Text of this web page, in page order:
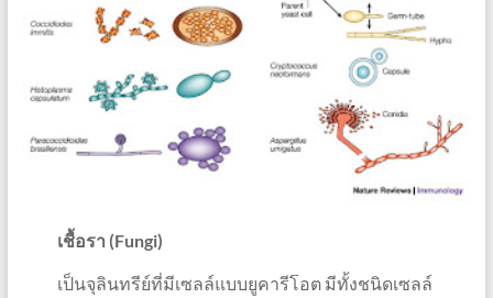
เชื้อรา (Fungi)
เป็นจุลินทรีย์ที่มีเซลล์แบบยูคารีโอต มีทั้งชนิดเซลล์